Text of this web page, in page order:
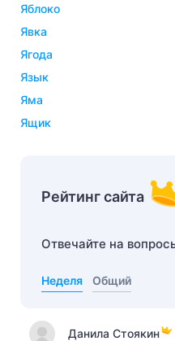
яблоко
явка
ягода
язык
яма
ящик
Рейтинг сайта
Отвечайте на
Неделя Общий
Данила Стоякин